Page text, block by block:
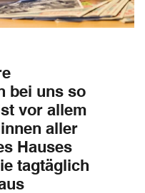
bei uns so
vor allem
aller
Hauses
tagtäglich